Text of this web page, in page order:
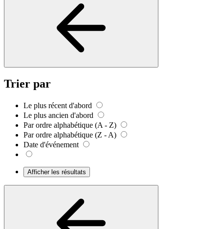
Trier par
Le plus récent d'abord
Le plus ancien d'abord
Par ordre alphabétique (A - Z)
Par ordre alphabétique (Z - A)
Date d'événement
Afficher les résultats